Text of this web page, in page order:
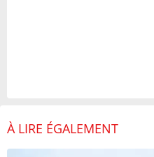
À LIRE ÉGALEMENT